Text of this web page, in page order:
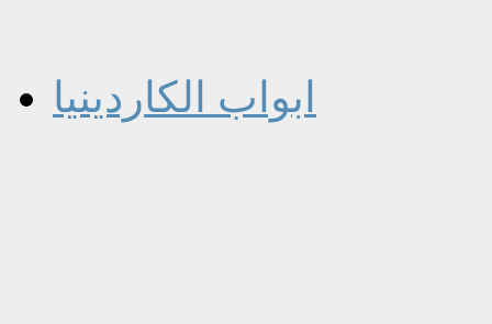
ابواب الكاردينيا